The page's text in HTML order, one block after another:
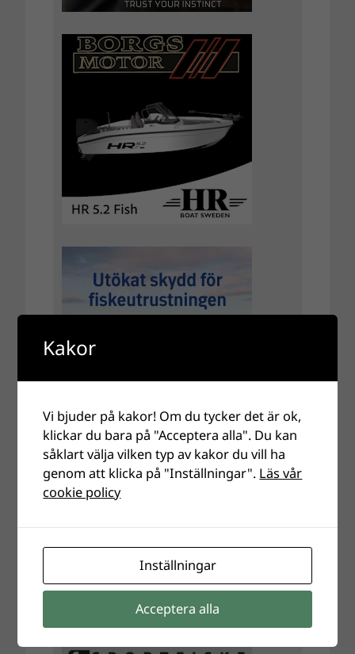
Kakor
Vi bjuder på kakor! Om du tycker det är ok,
klickar du bara på "Acceptera alla". Du kan
såklart välja vilken typ av kakor du vill ha
genom att klicka på "Inställningar". Läs vår
cookie policy
Inställningar
Acceptera alla